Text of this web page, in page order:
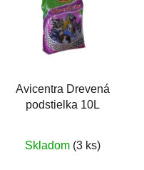
Avicentra Drevená
podstielka 10L
Skladom (3 ks)